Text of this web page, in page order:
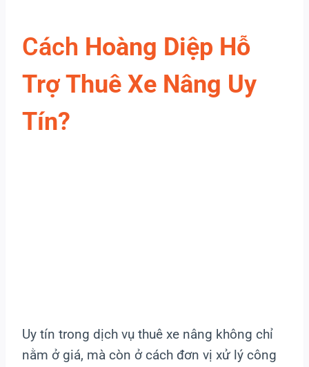
Cách Hoàng Diệp Hỗ
Trợ Thuê Xe Nâng Uy
Tín?
Uy tín trong dịch vụ thuê xe nâng không chỉ
nằm ở giá, mà còn ở cách đơn vị xử lý công